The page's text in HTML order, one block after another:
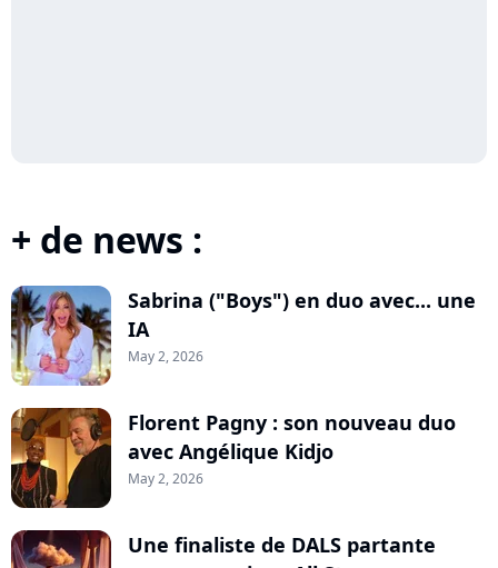
+ de news :
Sabrina ("Boys") en duo avec... une
IA
May 2, 2026
Florent Pagny : son nouveau duo
avec Angélique Kidjo
May 2, 2026
Une finaliste de DALS partante